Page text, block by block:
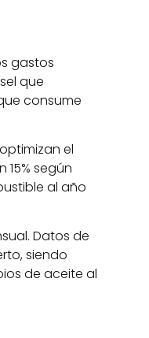
gastos
que
consume
el
según
al año
Datos de
siendo
de aceite al